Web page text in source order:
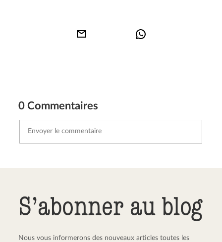
0 Commentaires
S’abonner au blog
Nous vous informerons des nouveaux articles toutes les